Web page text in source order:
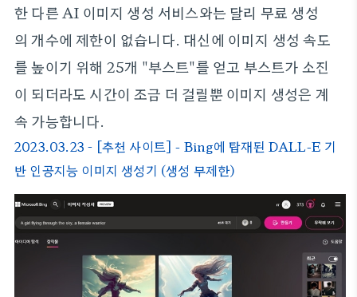
한 다른 AI 이미지 생성 서비스와는 달리 무료 생성
의 개수에 제한이 없습니다. 대신에 이미지 생성 속도
를 높이기 위해 25개 "부스트"를 얻고 부스트가 소진
이 되더라도 시간이 조금 더 걸릴뿐 이미지 생성은 계
속 가능합니다.
2023.03.23 - [추천 사이트] - Bing에 탑재된 DALL-E 기
반 인공지능 이미지 생성기 (생성 무제한)